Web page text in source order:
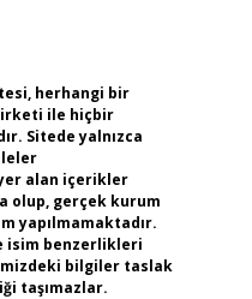
herhangi bir
ile hiçbir
Sitede yalnızca
alan içerikler
olup, gerçek kurum
yapılmamaktadır.
isim benzerlikleri
bilgiler taslak
taşımazlar.